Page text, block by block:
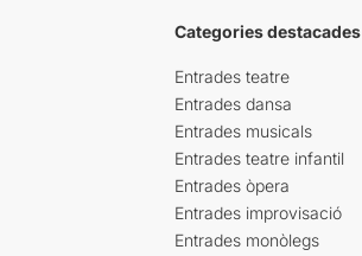
Categories destacades
Entrades teatre
Entrades dansa
Entrades musicals
Entrades teatre infantil
Entrades òpera
Entrades improvisació
Entrades monòlegs